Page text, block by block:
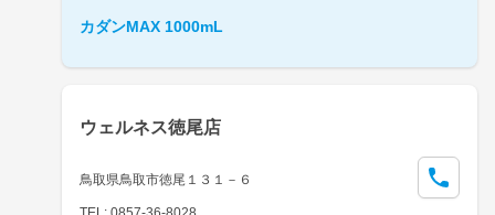
カダンMAX 1000mL
ウェルネス徳尾店
鳥取県鳥取市徳尾１３１－６